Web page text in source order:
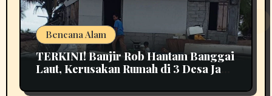
Bencana Alam
TERKINI! Banjir Rob Hantam Banggai
Laut, Kerusakan Rumah di 3 Desa Jadi